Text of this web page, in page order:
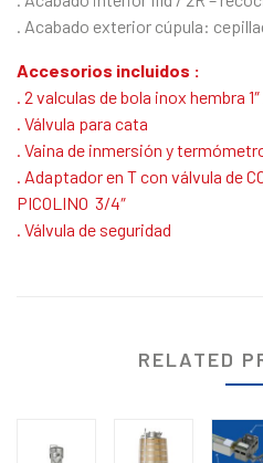
. Acabado exterior cúpula:
Accesorios incluidos :
. 2 valculas de bola inox hembra
. Válvula para cata
. Vaina de inmersión y
. Adaptador en T con válvula de
PICOLINO 3/4″
. Válvula de seguridad
RELATED